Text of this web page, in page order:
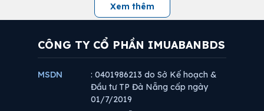
Xem thêm
CÔNG TY CỔ PHẦN IMUABANBDS
MSDN
: 0401986213 do Sở Kế hoạch &
Đầu tư TP Đà Nẵng cấp ngày
01/7/2019